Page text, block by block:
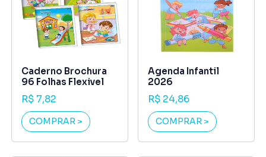
Caderno Brochura
96 Folhas Flexivel
R$ 7,82
COMPRAR >
Agenda Infantil
2026
R$ 24,86
COMPRAR >